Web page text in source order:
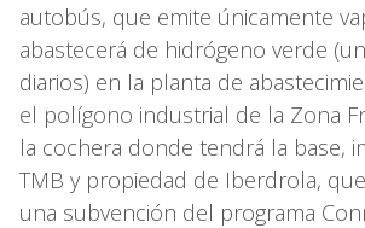
autobús, que emite únicamente
abastecerá de hidrógeno verde
diarios) en la planta de
el polígono industrial de la Zona
la cochera donde tendrá la base,
TMB y propiedad de Iberdrola,
una subvención del programa